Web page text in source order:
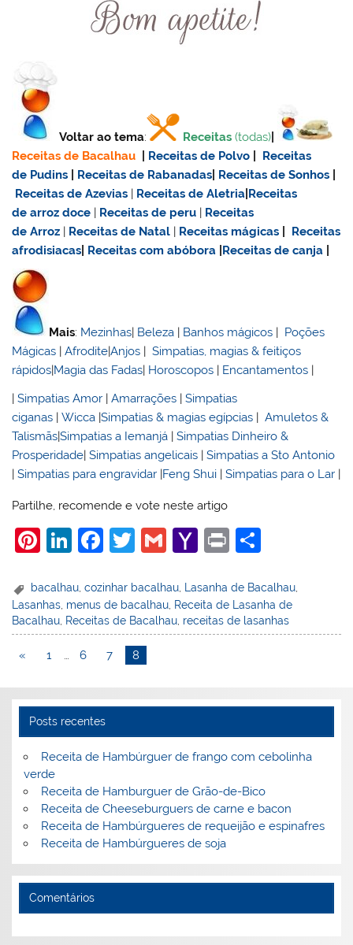
Voltar ao tema: Receitas (todas)
Receitas de Bacalhau
Receitas de Polvo
Receitas
de Pudins
Receitas de Rabanadas Receitas de Sonhos
Receitas de Azevias | Receitas de Aletria Receitas
dearroz doce | Receitas de peru | Receitas
de Arroz | Receitas de Natal | Receitas mágicas
Receitas
afrodisiacas Receitas com abóbora Receitas de canja
Mais: Mezinhas Beleza Banhos mágicos
Poções
Mágicas |Afrodite|Anjos |Simpatias, magias & feitiços
rápidos Magia das Fadas Horoscopos Encantamentos
|Simpatias Amor |Amarrações |Simpatias
ciganas |Wicca |Simpatias & magias egípcias |Amuletos &
Talismãs|Simpatias a Iemanjá |Simpatias Dinheiro &
Prosperidade|Simpatias angelicais |Simpatias a Sto Antonio
|Simpatias para engravidar |Feng Shui |Simpatias para o Lar |
Partilhe, recomende e vote neste artigo
Pi
er
e
st
Li
k
e
dI
n
F
c
e
b
o
k
T
itt
er
G
ai
l
Y
h
o
o
l
Pr
t
ar
e
bacalhau,cozinhar bacalhau, Lasanha de Bacalhau,
Lasanhas menus de bacalhau Receita de Lasanha de
Bacalhau Receitas de Bacalhau receitas de lasanhas
« 1 … 6 7 8
Posts recentes
Receita de Hambúrguer de frango com cebolinha
verde
Receita de Hamburguer de Grão-de-Bico
Receita de Cheeseburguers de carne e bacon
Receita de Hambúrgueres de requeijão e espinafres
Receita de Hambúrgueres de soja
Comentários